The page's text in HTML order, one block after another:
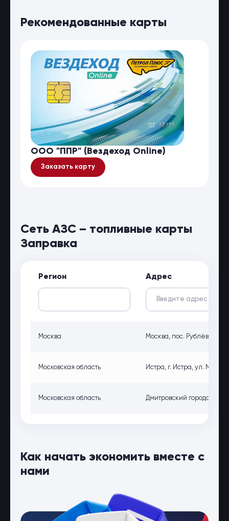
Рекомендованные карты
ООО "ППР" (Вездеход Online)
Заказать карту
Сеть АЗС – топливные карты
Заправка
Регион Адрес
Москва Москва, пос. Рублёво, ул.
Московская область Истра, г. Истра, ул.
Московская область Дмитровский городской
Как начать экономить вместе с
нами